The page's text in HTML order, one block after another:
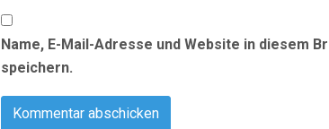
Name, E-Mail-Adresse und Website in diesem
speichern.